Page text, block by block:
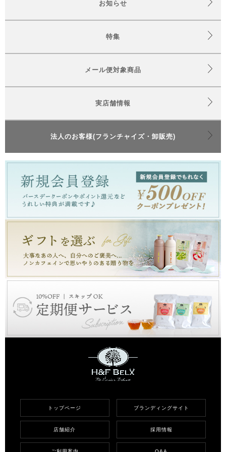
お知らせ
特集
メール便対象商品
実店舗情報
法人のお客様(フランチャイズ・卸販売)
トップページ ブランディングサイト
店舗紹介 採用情報